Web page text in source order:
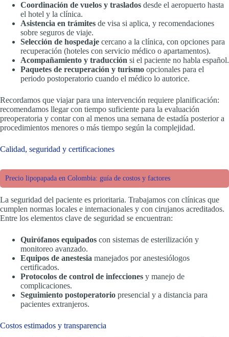
Coordinación de vuelos y traslados desde el aeropuerto hasta
el hotel y la clínica.
Asistencia en trámites de visa si aplica, y recomendaciones
sobre seguros de viaje.
Selección de hospedaje cercano a la clínica, con opciones para
recuperación (hoteles con servicio médico o apartamentos).
Acompañamiento y traducción si el paciente no habla español.
Paquetes de recuperación y turismo opcionales para el
periodo postoperatorio cuando el médico lo autorice.
Recordamos que viajar para una intervención requiere planificación:
recomendamos llegar con tiempo suficiente para la evaluación
preoperatoria y contar con al menos una semana de estadía posterior a
procedimientos menores o más tiempo según la complejidad.
Calidad, seguridad y certificaciones
Precio lipopapada en Colombia: guía de costos y factores
La seguridad del paciente es prioritaria. Trabajamos con clínicas que
cumplen normas locales e internacionales y con cirujanos acreditados.
Entre los elementos clave de seguridad se encuentran:
Quirófanos equipados con sistemas de esterilización y
monitoreo avanzado.
Equipos de anestesia manejados por anestesiólogos
certificados.
Protocolos de control de infecciones y manejo de
complicaciones.
Seguimiento postoperatorio presencial y a distancia para
pacientes extranjeros.
Costos estimados y transparencia